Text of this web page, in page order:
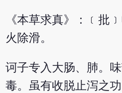
《本草求真》：﹝批
火除滑。
诃子专入大肠、肺。
毒。虽有收脱止泻之